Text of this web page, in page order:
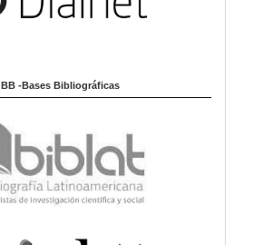
BB -Bases Bibliográficas